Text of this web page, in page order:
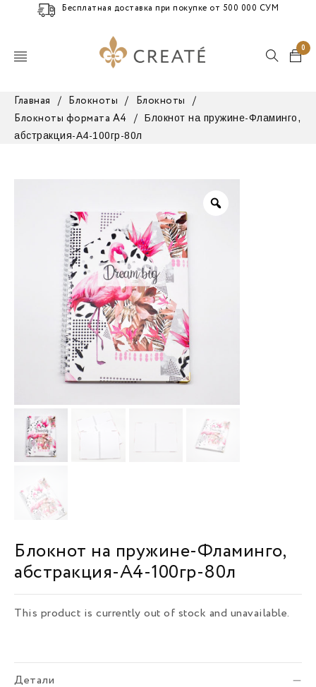
Бесплатная доставка при покупке от 500 000 СУМ
0
Главная / Блокноты / Блокноты
/
Блокноты формата А4
/
Блокнот на пружине-Фламинго,
абстракция-A4-100гр-80л
Блокнот на пружине-Фламинго,
абстракция-A4-100гр-80л
This product is currently out of stock and unavailable.
Детали